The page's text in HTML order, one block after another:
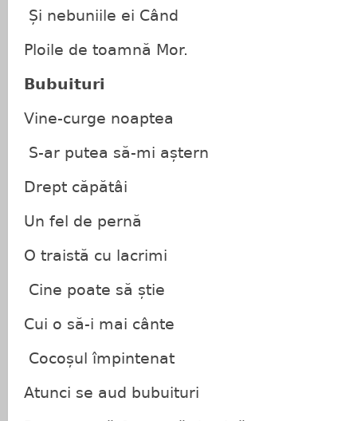
Și nebuniile ei Când
Ploile de toamnă Mor.
Bubuituri
Vine-curge noaptea
S-ar putea să-mi aștern
Drept căpătâi
Un fel de pernă
O traistă cu lacrimi
Cine poate să știe
Cui o să-i mai cânte
Cocoșul împintenat
Atunci se aud bubuituri